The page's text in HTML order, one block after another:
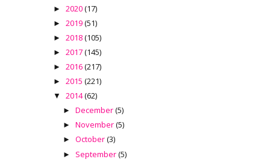
►2020(17)
►2019(51)
►2018(105)
►2017(145)
►2016(217)
►2015(221)
▼2014(62)
► December(5)
► November(5)
► October(3)
► September(5)